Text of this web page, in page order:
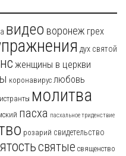
видео воронеж грех
дух святой
женщины в церкви
коронавирус любовь
молитва
пасха пасхальное триденствие
розарий свидетельство
святые священство